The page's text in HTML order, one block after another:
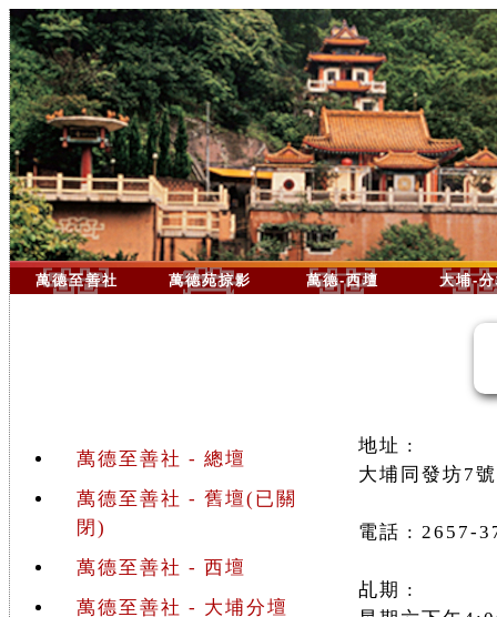
萬德至善社 萬德苑掠影 萬德-西壇 大埔-
萬德至善社 - 總壇
萬德至善社 - 舊壇(已關
閉)
萬德至善社 - 西壇
萬德至善社 - 大埔分壇
地址 :
大埔同發坊7
電話 : 2657-
乩期 :